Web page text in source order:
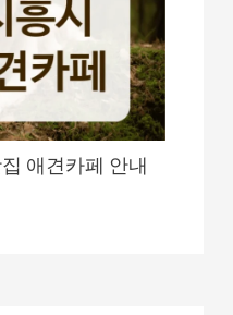
애견카페 안내